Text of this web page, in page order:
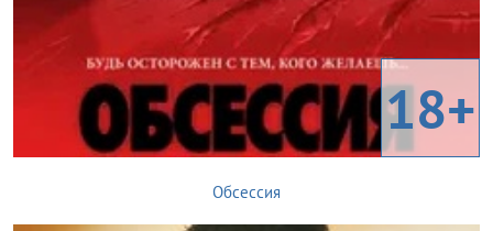
18+
Обсессия